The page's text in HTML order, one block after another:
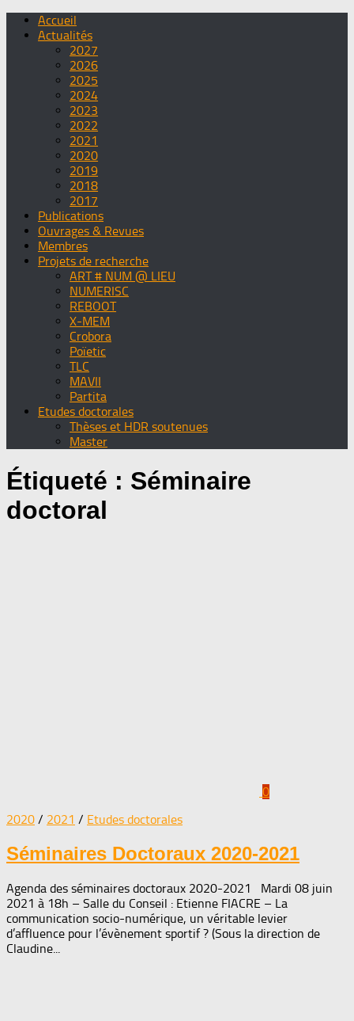
Accueil
Actualités
2027
2026
2025
2024
2023
2022
2021
2020
2019
2018
2017
Publications
Ouvrages & Revues
Membres
Projets de recherche
ART # NUM @ LIEU
NUMERISC
REBOOT
X-MEM
Crobora
Poïetic
TLC
MAVII
Partita
Etudes doctorales
Thèses et HDR soutenues
Master
Étiqueté : Séminaire
doctoral
0
2020 / 2021 / Etudes doctorales
Séminaires Doctoraux 2020-2021
Agenda des séminaires doctoraux 2020-2021 Mardi 08 juin
2021 à 18h – Salle du Conseil : Etienne FIACRE – La
communication socio-numérique, un véritable levier
d’affluence pour l’évènement sportif ? (Sous la direction de
Claudine...